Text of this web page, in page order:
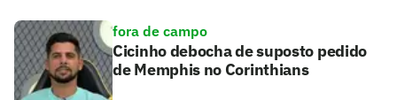
fora de campo
Cicinho debocha de suposto pedido
de Memphis no Corinthians